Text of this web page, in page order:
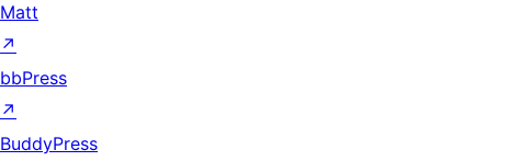
Matt
↗
bbPress
↗
BuddyPress